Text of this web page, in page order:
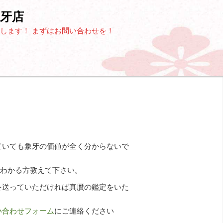
店
す！ まずはお問い合わせを！
ても象牙の価値が全く分からないで
かる方教えて下さい。
っていただければ真贋の鑑定をいた
合わせフォームにご連絡ください